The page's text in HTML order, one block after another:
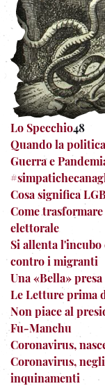
Lo Specchio48
Quando la
Guerra e
Cosa significa
Come
elettorale
Si allenta
contro i migranti
Una «Bella»
Le Letture prima
Non piace al
Fu-Manchu
Coronavirus,
Coronavirus,
inquinamenti